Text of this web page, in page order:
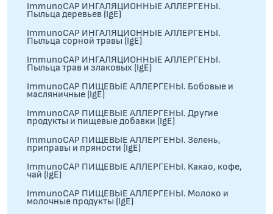
ImmunoCAP ИНГАЛЯЦИОННЫЕ АЛЛЕРГЕНЫ.
Пыльца деревьев (IgE)
ImmunoCAP ИНГАЛЯЦИОННЫЕ АЛЛЕРГЕНЫ.
Пыльца сорной травы (IgE)
ImmunoCAP ИНГАЛЯЦИОННЫЕ АЛЛЕРГЕНЫ.
Пыльца трав и злаковых (IgE)
ImmunoCAP ПИЩЕВЫЕ АЛЛЕРГЕНЫ. Бобовые и
масляничные (IgE)
ImmunoCAP ПИЩЕВЫЕ АЛЛЕРГЕНЫ. Другие
продукты и пищевые добавки (IgE)
ImmunoCAP ПИЩЕВЫЕ АЛЛЕРГЕНЫ. Зелень,
приправы и пряности (IgE)
ImmunoCAP ПИЩЕВЫЕ АЛЛЕРГЕНЫ. Какао, кофе,
чай (IgE)
ImmunoCAP ПИЩЕВЫЕ АЛЛЕРГЕНЫ. Молоко и
молочные продукты (IgE)